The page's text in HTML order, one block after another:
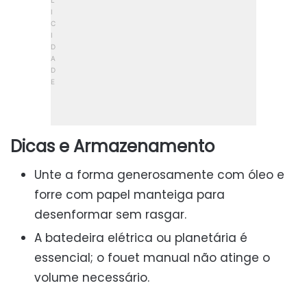
Dicas e Armazenamento
Unte a forma generosamente com óleo e
forre com papel manteiga para
desenformar sem rasgar.
A batedeira elétrica ou planetária é
essencial; o fouet manual não atinge o
volume necessário.